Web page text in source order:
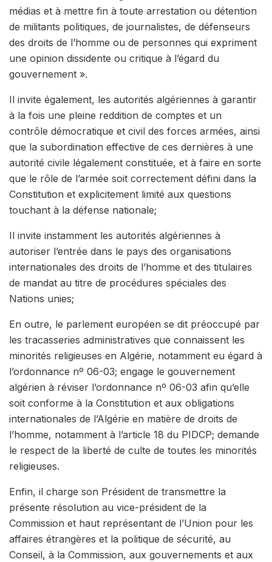
médias et à mettre fin à toute arrestation ou détention
de militants politiques, de journalistes, de défenseurs
des droits de l’homme ou de personnes qui expriment
une opinion dissidente ou critique à l’égard du
gouvernement ».
Il invite également, les autorités algériennes à garantir
à la fois une pleine reddition de comptes et un
contrôle démocratique et civil des forces armées, ainsi
que la subordination effective de ces dernières à une
autorité civile légalement constituée, et à faire en sorte
que le rôle de l’armée soit correctement défini dans la
Constitution et explicitement limité aux questions
touchant à la défense nationale;
Il invite instamment les autorités algériennes à
autoriser l’entrée dans le pays des organisations
internationales des droits de l’homme et des titulaires
de mandat au titre de procédures spéciales des
Nations unies;
En outre, le parlement européen se dit préoccupé par
les tracasseries administratives que connaissent les
minorités religieuses en Algérie, notamment eu égard à
l’ordonnance nº 06-03; engage le gouvernement
algérien à réviser l’ordonnance nº 06-03 afin qu’elle
soit conforme à la Constitution et aux obligations
internationales de l’Algérie en matière de droits de
l’homme, notamment à l’article 18 du PIDCP; demande
le respect de la liberté de culte de toutes les minorités
religieuses.
Enfin, il charge son Président de transmettre la
présente résolution au vice-président de la
Commission et haut représentant de l’Union pour les
affaires étrangères et la politique de sécurité, au
Conseil, à la Commission, aux gouvernements et aux